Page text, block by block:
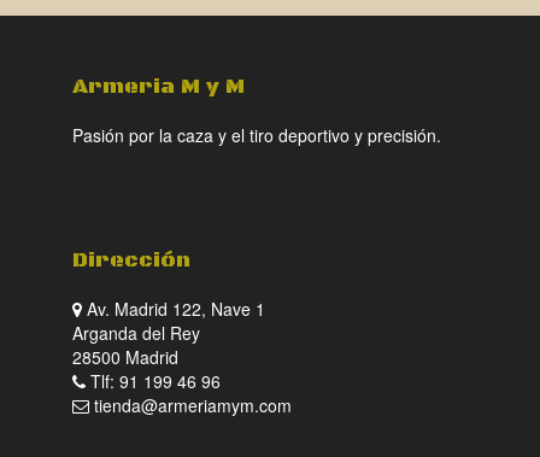
Armeria M y M
Pasión por la caza y el tiro deportivo y precisión.
Dirección
Av. Madrid 122, Nave 1
Arganda del Rey
28500 Madrid
Tlf: 91 199 46 96
tienda@armeriamym.com